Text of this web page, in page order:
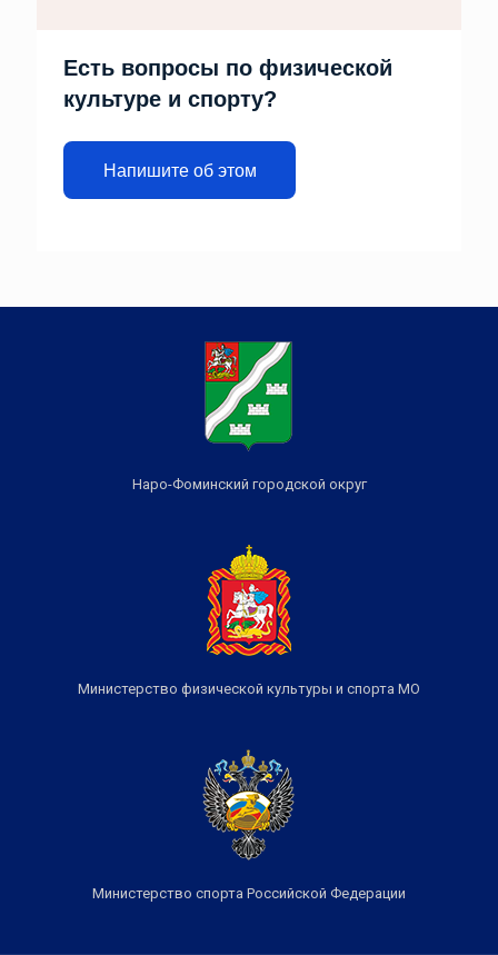
Есть вопросы по физической
культуре и спорту?
Напишите об этом
Наро-Фоминский городской округ
Министерство физической культуры и спорта МО
Министерство спорта Российской Федерации